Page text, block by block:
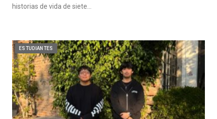
historias de vida de siete…
ESTUDIANTES